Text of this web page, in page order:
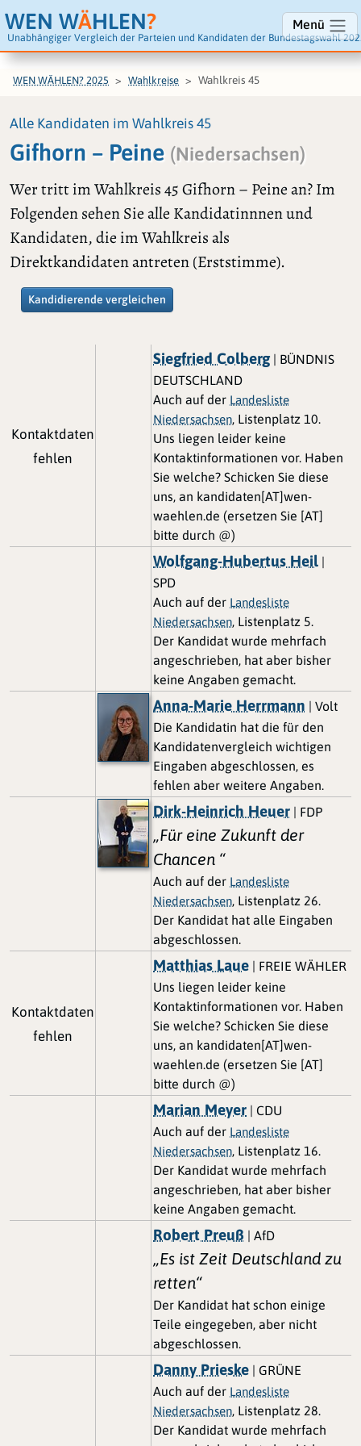
WEN WÄHLEN?
Unabhängiger Vergleich der Parteien und Kandidaten der Bundestagswahl
Menü
WEN WÄHLEN? 2025 Wahlkreise Wahlkreis 45
Alle Kandidaten im Wahlkreis 45
Gifhorn – Peine (Niedersachsen)
Wer tritt im Wahlkreis 45 Gifhorn – Peine an? Im
Folgenden sehen Sie alle Kandidatinnnen und
Kandidaten, die im Wahlkreis als
Direktkandidaten antreten (Erststimme).
Kandidierende vergleichen
Kontaktdaten
fehlen
Siegfried Colberg| BÜNDNIS
DEUTSCHLAND
Auch auf der Landesliste
Niedersachsen , Listenplatz 10.
Uns liegen leider keine
Kontaktinformationen vor. Haben
Sie welche? Schicken Sie diese
uns, an kandidaten[AT]wen-
waehlen.de (ersetzen Sie [AT]
bitte durch @)
Wolfgang-Hubertus Heil |
SPD
Auch auf der Landesliste
Niedersachsen , Listenplatz 5.
Der Kandidat wurde mehrfach
angeschrieben, hat aber bisher
keine Angaben gemacht.
Anna-Marie Herrmann | Volt
Die Kandidatin hat die für den
Kandidatenvergleich wichtigen
Eingaben abgeschlossen, es
fehlen aber weitere Angaben.
Dirk-Heinrich Heuer | FDP
„Für eine Zukunft der
Chancen “
Auch auf der Landesliste
Niedersachsen , Listenplatz 26.
Der Kandidat hat alle Eingaben
abgeschlossen.
Kontaktdaten
fehlen
Matthias Laue | FREIE WÄHLER
Uns liegen leider keine
Kontaktinformationen vor. Haben
Sie welche? Schicken Sie diese
uns, an kandidaten[AT]wen-
waehlen.de (ersetzen Sie [AT]
bitte durch @)
Marian Meyer | CDU
Auch auf der Landesliste
Niedersachsen , Listenplatz 16.
Der Kandidat wurde mehrfach
angeschrieben, hat aber bisher
keine Angaben gemacht.
Robert Preuß | AfD
„Es ist Zeit Deutschland zu
retten“
Der Kandidat hat schon einige
Teile eingegeben, aber nicht
abgeschlossen.
Danny Prieske | GRÜNE
Auch auf der Landesliste
Niedersachsen , Listenplatz 28.
Der Kandidat wurde mehrfach